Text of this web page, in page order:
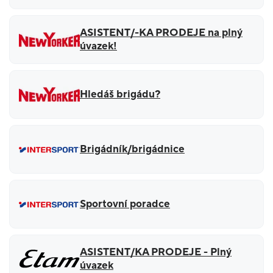
ASISTENT/-KA PRODEJE na plný
úvazek!
Hledáš brigádu?
Brigádník/brigádnice
Sportovní poradce
ASISTENT/KA PRODEJE - Plný
úvazek